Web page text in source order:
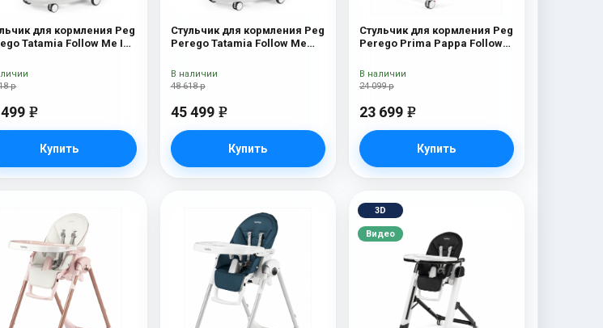
для кормления Peg
Tatamia Follow Me Ice
р
e
Купить
Стульчик для кормления Peg
Perego Tatamia Follow Me
48 618 р
45 499 e
Купить
В наличии
Стульчик для кормления Peg
Perego Prima Pappa Follow
24 099 р
23 699 e
Купить
В наличии
3D
Видео